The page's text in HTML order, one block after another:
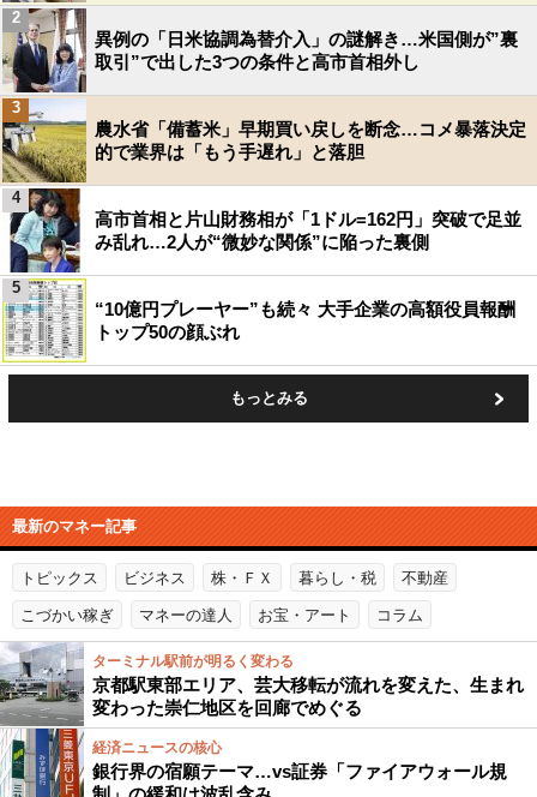
異例の「日米協調為替介入」の謎解き…米国側が”裏
取引”で出した3つの条件と高市首相外し
2
農水省「備蓄米」早期買い戻しを断念…コメ暴落決定
的で業界は「もう手遅れ」と落胆
3
高市首相と片山財務相が「1ドル=162円」突破で足並
み乱れ…2人が“微妙な関係”に陥った裏側
4
“10億円プレーヤー”も続々 大手企業の高額役員報酬
トップ50の顔ぶれ
5
もっとみる
最新のマネー記事
トピックス ビジネス 株・ＦＸ 暮らし・税 不動産
こづかい稼ぎ マネーの達人 お宝・アート コラム
ターミナル駅前が明るく変わる
京都駅東部エリア、芸大移転が流れを変えた、生まれ
変わった崇仁地区を回廊でめぐる
経済ニュースの核心
銀行界の宿願テーマ…vs証券「ファイアウォール規